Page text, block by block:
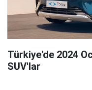
Türkiye'de 2024
SUV'lar